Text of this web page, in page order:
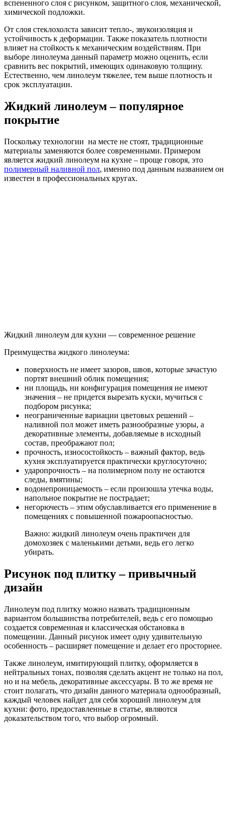
вспененного слоя с рисунком, защитного слоя, механической,
химической подложки.
От слоя стеклохолста зависит тепло-, звукоизоляция и
устойчивость к деформации. Также показатель плотности
влияет на стойкость к механическим воздействиям. При
выборе линолеума данный параметр можно оценить, если
сравнить вес покрытий, имеющих одинаковую толщину.
Естественно, чем линолеум тяжелее, тем выше плотность и
срок эксплуатации.
Жидкий линолеум – популярное
покрытие
Поскольку технологии на месте не стоят, традиционные
материалы заменяются более современными. Примером
является жидкий линолеум на кухне – проще говоря, это
полимерный наливной пол, именно под данным названием он
известен в профессиональных кругах.
Жидкий линолеум для кухни — современное решение
Преимущества жидкого линолеума:
поверхность не имеет зазоров, швов, которые зачастую
портят внешний облик помещения;
ни площадь, ни конфигурация помещения не имеют
значения – не придется вырезать куски, мучиться с
подбором рисунка;
неограниченные вариации цветовых решений –
наливной пол может иметь разнообразные узоры, а
декоративные элементы, добавляемые в исходный
состав, преображают пол;
прочность, износостойкость – важный фактор, ведь
кухня эксплуатируется практически круглосуточно;
ударопрочность – на полимерном полу не остаются
следы, вмятины;
водонепроницаемость – если произошла утечка воды,
напольное покрытие не пострадает;
негорючесть – этим обуславливается его применение в
помещениях с повышенной пожароопасностью.
Важно: жидкий линолеум очень практичен для
домохозяек с маленькими детьми, ведь его легко
убирать.
Рисунок под плитку – привычный
дизайн
Линолеум под плитку можно назвать традиционным
вариантом большинства потребителей, ведь с его помощью
создается современная и классическая обстановка в
помещении. Данный рисунок имеет одну удивительную
особенность – расширяет помещение и делает его просторнее.
Также линолеум, имитирующий плитку, оформляется в
нейтральных тонах, позволяя сделать акцент не только на пол,
но и на мебель, декоративные аксессуары. В то же время не
стоит полагать, что дизайн данного материала однообразный,
каждый человек найдет для себя хороший линолеум для
кухни: фото, предоставленные в статье, являются
доказательством того, что выбор огромный.